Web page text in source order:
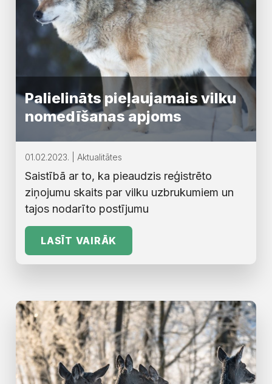
Palielināts pieļaujamais vilku
nomedīšanas apjoms
01.02.2023. | Aktualitātes
Saistībā ar to, ka pieaudzis reģistrēto
ziņojumu skaits par vilku uzbrukumiem un
tajos nodarīto postījumu
LASĪT VAIRĀK